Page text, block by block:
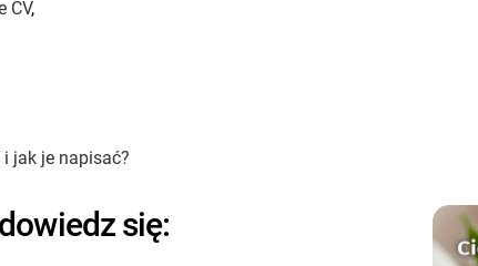
CV,
i jak je napisać?
się: